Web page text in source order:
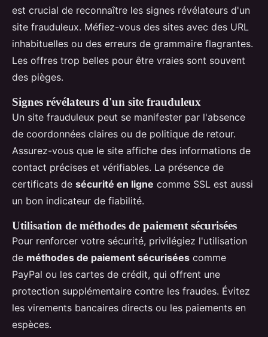
est crucial de reconnaître les signes révélateurs d'un
site frauduleux. Méfiez-vous des sites avec des URL
inhabituelles ou des erreurs de grammaire flagrantes.
Les offres trop belles pour être vraies sont souvent
des pièges.
Signes révélateurs d'un site frauduleux
Un site frauduleux peut se manifester par l'absence
de coordonnées claires ou de politique de retour.
Assurez-vous que le site affiche des informations de
contact précises et vérifiables. La présence de
certificats de sécurité en ligne comme SSL est aussi
un bon indicateur de fiabilité.
Utilisation de méthodes de paiement sécurisées
Pour renforcer votre sécurité, privilégiez l'utilisation
de méthodes de paiement sécurisées comme
PayPal ou les cartes de crédit, qui offrent une
protection supplémentaire contre les fraudes. Évitez
les virements bancaires directs ou les paiements en
espèces.